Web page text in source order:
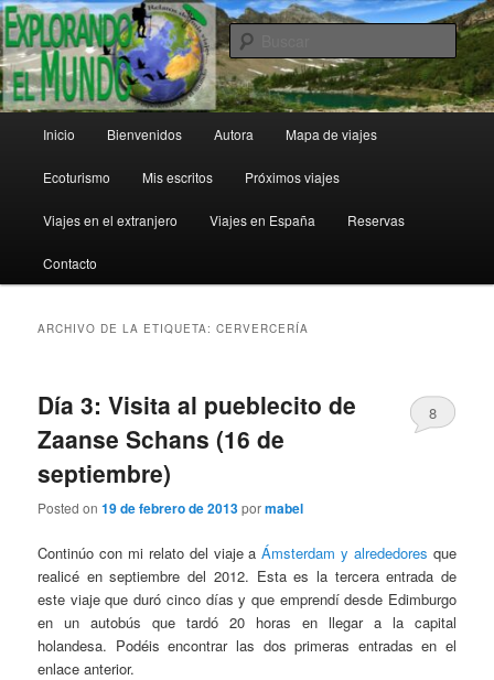
Ir
al
contenido
principal
Ir
al
contenido
secundarioExplorando el Mundo
principal
Inicio Bienvenidos Autora Mapa de viajes
Ecoturismo Mis escritos Próximos viajes
Viajes en el extranjero Viajes en España Reservas
Contacto
ARCHIVO DE LA ETIQUETA:CERVERCERÍA
Día 3: Visita al pueblecito de
Zaanse Schans (16 de
septiembre)
Posted on19 de febrero de 2013pormabel
8
Continúo con mi relato del viaje aÁmsterdam y alrededores que
realicé en septiembre del 2012. Esta es la tercera entrada de
este viaje que duró cinco días y que emprendí desde Edimburgo
en un autobús que tardó 20 horas en llegar a la capital
holandesa. Podéis encontrar las dos primeras entradas en el
enlace anterior.